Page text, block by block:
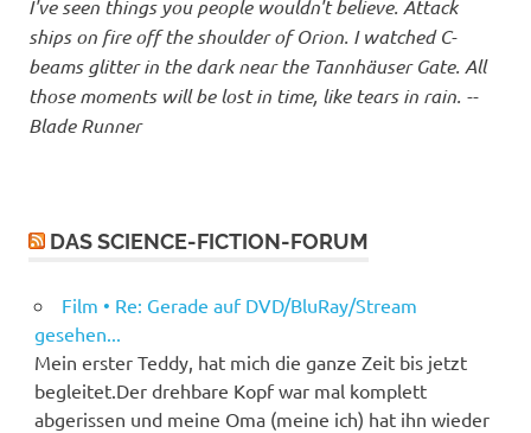
I've seen things you people wouldn't believe. Attack
ships on fire off the shoulder of Orion. I watched C-
beams glitter in the dark near the Tannhäuser Gate. All
those moments will be lost in time, like tears in rain. --
Blade Runner
DAS SCIENCE-FICTION-FORUM
Film • Re: Gerade auf DVD/BluRay/Stream
gesehen...
Mein erster Teddy, hat mich die ganze Zeit bis jetzt
begleitet.Der drehbare Kopf war mal komplett
abgerissen und meine Oma (meine ich) hat ihn wieder